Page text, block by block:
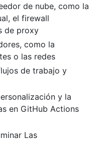
de nube, como la
el firewall
de proxy
como la
o las redes
de trabajo y
y la
en GitHub Actions
Las